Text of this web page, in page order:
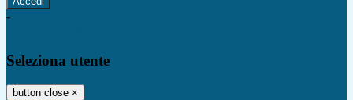
-
Seleziona utente
button close ×